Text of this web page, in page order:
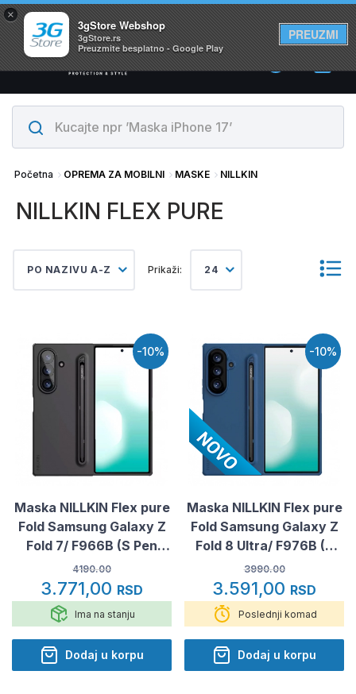
×
3gStore Webshop
3gStore.rs
Preuzmite besplatno - Google Play
PREUZMI
Svi proizvodi su na lageru. Slanje istog dana!
0
Početna OPREMA ZA MOBILNI MASKE NILLKIN
NILLKIN FLEX PURE
PO NAZIVU A-Z Prikaži: 24
-10%
Maska NILLKIN Flex pure
Fold Samsung Galaxy Z
Fold 7/ F966B (S Pen
version) crna
4190.00
3.771,00 RSD
Ima na stanju
Dodaj u korpu
-10%
Maska NILLKIN Flex pure
Fold Samsung Galaxy Z
Fold 8 Ultra/ F976B (S
Pen version) plava
3990.00
3.591,00 RSD
Poslednji komad
Dodaj u korpu